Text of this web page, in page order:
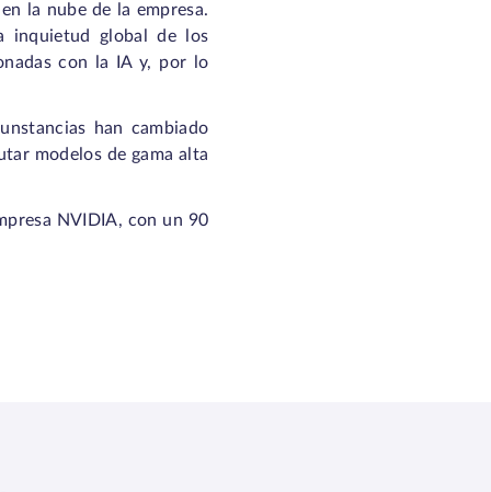
la nube de la empresa.
inquietud global de los
con la IA y, por lo
han cambiado
modelos de gama alta
NVIDIA, con un 90